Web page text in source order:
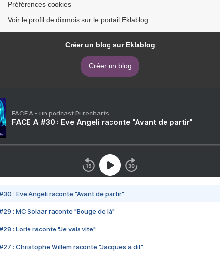
Préférences cookies
Voir le profil de dixmois sur le portail Eklablog
Créer un blog sur Eklablog
Créer un blog
FACE A - un podcast Purecharts
FACE A #30 : Eve Angeli raconte "Avant de partir"
#30 : Eve Angeli raconte "Avant de partir"
#29 : MC Solaar raconte "Bouge de là"
#28 : Lorie raconte "Je vais vite"
#27 : Christophe Willem raconte "Jacques a dit"